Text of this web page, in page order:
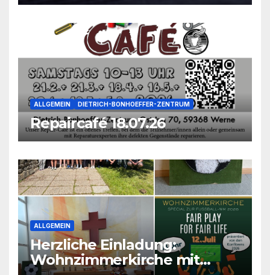
ALLGEMEIN DIETRICH-BONHOEFFER-ZENTRUM
Repaircafé 18.07.26
ALLGEMEIN
Herzliche Einladung:
Wohnzimmerkirche mit